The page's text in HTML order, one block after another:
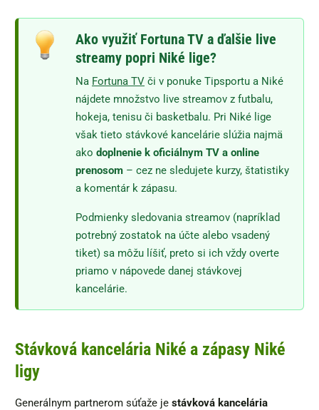
Ako využiť Fortuna TV a ďalšie live
streamy popri Niké lige?
Na Fortuna TV či v ponuke Tipsportu a Niké
nájdete množstvo live streamov z futbalu,
hokeja, tenisu či basketbalu. Pri Niké lige
však tieto stávkové kancelárie slúžia najmä
ako doplnenie k oficiálnym TV a online
prenosom – cez ne sledujete kurzy, štatistiky
a komentár k zápasu.
Podmienky sledovania streamov (napríklad
potrebný zostatok na účte alebo vsadený
tiket) sa môžu líšiť, preto si ich vždy overte
priamo v nápovede danej stávkovej
kancelárie.
Stávková kancelária Niké a zápasy Niké
ligy
Generálnym partnerom súťaže je stávková kancelária